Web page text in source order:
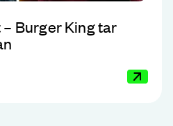
Burger King tar